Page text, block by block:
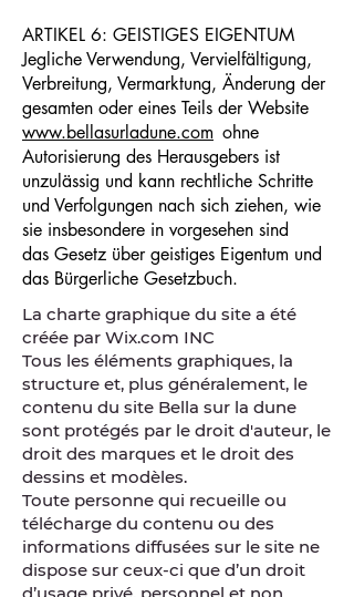
ARTIKEL 6: GEISTIGES EIGENTUM
Jegliche Verwendung, Vervielfältigung,
Verbreitung, Vermarktung, Änderung der
gesamten oder eines Teils der Website
www.bellasurladune.com ohne
Autorisierung des Herausgebers ist
unzulässig und kann rechtliche Schritte
und Verfolgungen nach sich ziehen, wie
sie insbesondere in vorgesehen sind
das Gesetz über geistiges Eigentum und
das Bürgerliche Gesetzbuch.
La charte graphique du site a été
créée par Wix.com INC
Tous les éléments graphiques, la
structure et, plus généralement, le
contenu du site Bella sur la dune
sont protégés par le droit d'auteur, le
droit des marques et le droit des
dessins et modèles.
Toute personne qui recueille ou
télécharge du contenu ou des
informations diffusées sur le site ne
dispose sur ceux-ci que d’un droit